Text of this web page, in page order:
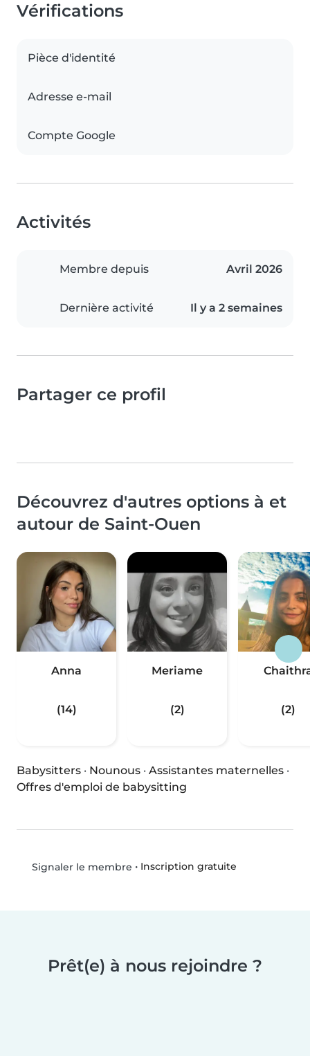
Vérifications
Pièce d'identité
Adresse e-mail
Compte Google
Activités
Membre depuis Avril 2026
Dernière activité Il y a 2 semaines
Partager ce profil
Découvrez d'autres options à et
autour de Saint-Ouen
Anna
(14)
Meriame
(2) (2)
Babysitters · Nounous · Assistantes maternelles ·
Offres d'emploi de babysitting
Signaler le membre • Inscription gratuite
Prêt(e) à nous rejoindre ?